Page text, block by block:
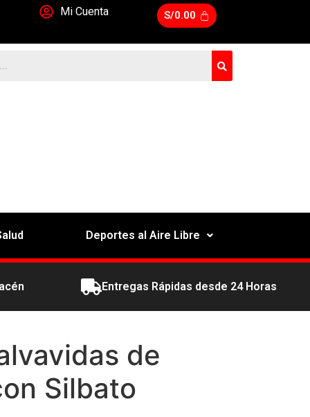
Mi Cuenta S/0.00
Deportes al Aire Libre
Entregas Rápidas desde 24 Horas
de
Silbato